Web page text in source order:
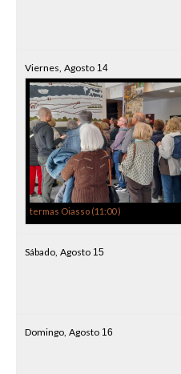
Viernes, Agosto 14
termas Oiasso (11:00)
Sábado, Agosto 15
Domingo, Agosto 16